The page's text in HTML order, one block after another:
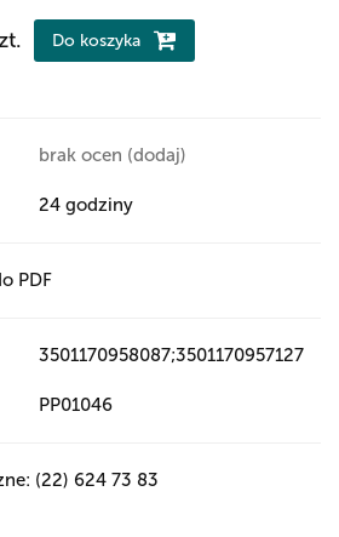
Do koszyka
brak ocen (dodaj)
24 godziny
PDF
3501170958087;3501170957127
PP01046
(22) 624 73 83